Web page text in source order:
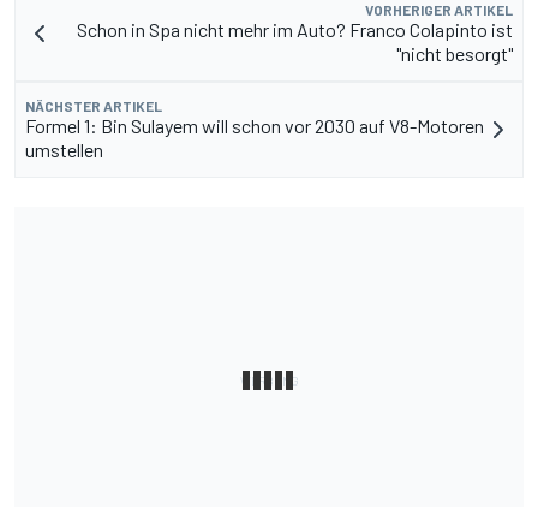
VORHERIGER ARTIKEL
Schon in Spa nicht mehr im Auto? Franco Colapinto ist
"nicht besorgt"
NÄCHSTER ARTIKEL
Formel 1: Bin Sulayem will schon vor 2030 auf V8-Motoren
umstellen